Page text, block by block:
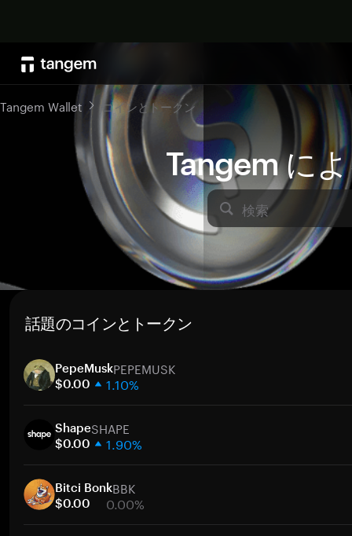
Tangem に
検索
Tangem Wallet コインとトークン
話題のコインとトークン
PepeMuskPEPEMUSK
$0.00 1.10%
30日間
時価総額
ShapeSHAPE
$0.00 1.90%
30日間
時価総額
Bitci BonkBBK
$0.00 0.00%